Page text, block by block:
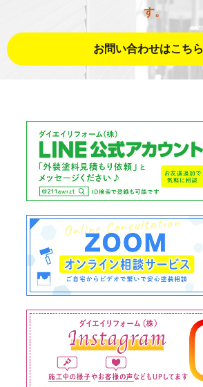
す。
お問い合わせはこちら